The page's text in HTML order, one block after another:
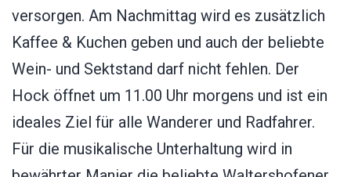
versorgen. Am Nachmittag wird es zusätzlich
Kaffee & Kuchen geben und auch der beliebte
Wein- und Sektstand darf nicht fehlen. Der
Hock öffnet um 11.00 Uhr morgens und ist ein
ideales Ziel für alle Wanderer und Radfahrer.
Für die musikalische Unterhaltung wird in